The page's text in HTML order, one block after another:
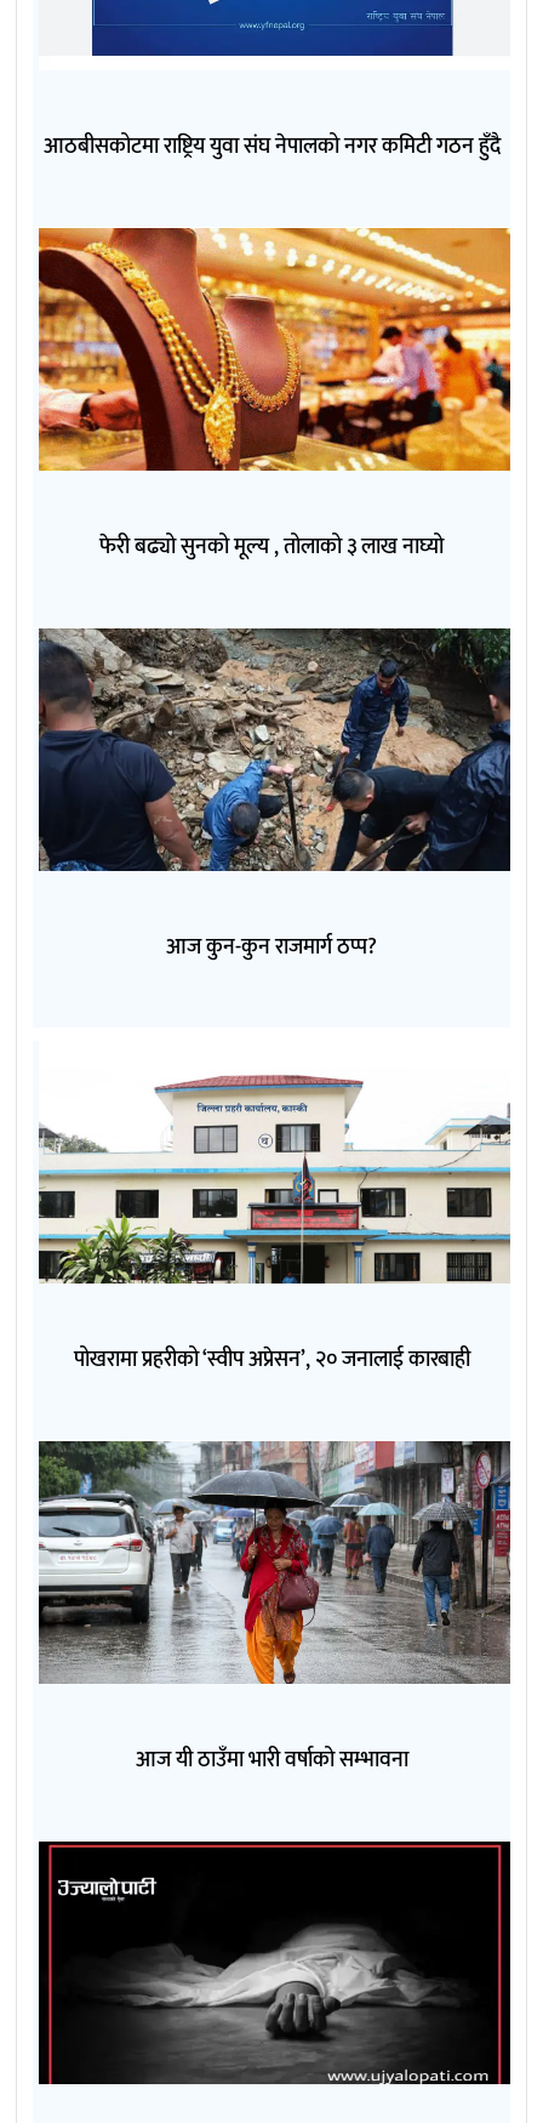
आठबीसकोटमा राष्ट्रिय युवा संघ नेपालको नगर कमिटी गठन हुँदै
फेरी बढ्यो सुनको मूल्य , तोलाको ३ लाख नाघ्यो
आज कुन-कुन राजमार्ग ठप्प?
पोखरामा प्रहरीको ‘स्वीप अप्रेसन’, २० जनालाई कारबाही
आज यी ठाउँमा भारी वर्षाको सम्भावना